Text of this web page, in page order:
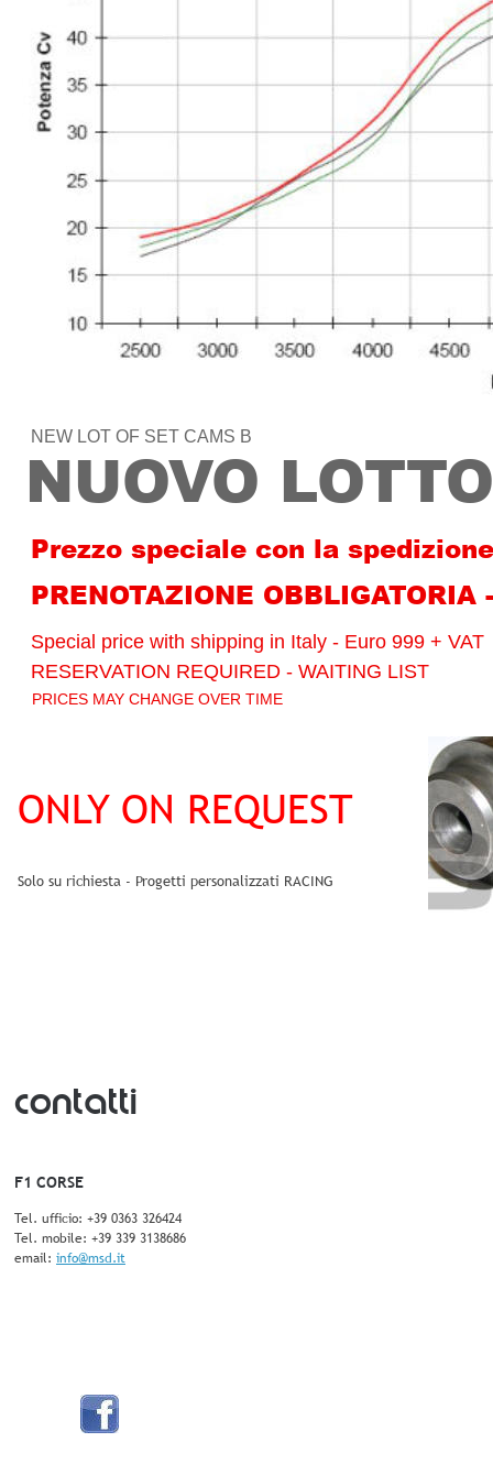
contatti
F1 CORSE
Tel. ufficio: +39 0363 326424
Tel. mobile: +39 339 3138686
email: info@msd.it
ONLY ON REQUEST
Solo su richiesta - Progetti personalizzati RACING
NUOVO
Prezzo speciale con la
PRENOTAZIONE OBBLIGATORIA
Special price with shipping in Italy - Euro 999 + VAT
RESERVATION REQUIRED - WAITING LIST
PRICES MAY CHANGE OVER TIME
NEW LOT OF SET CAMS B